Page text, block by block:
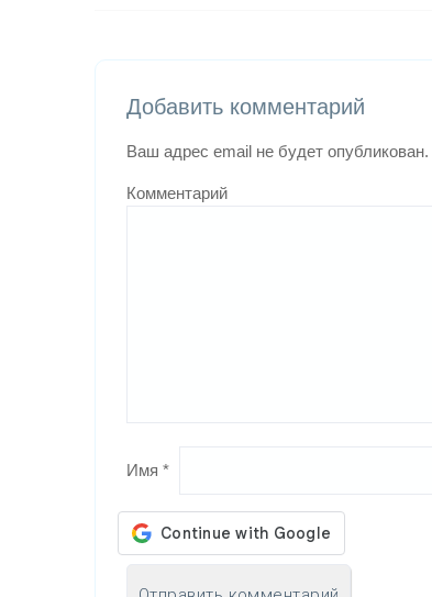
Добавить комментарий
Ваш адрес email не будет опубликован.
Комментарий
Имя *